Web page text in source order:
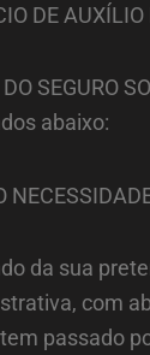
DE
SEGURO
abaixo:
da sua
com
passado